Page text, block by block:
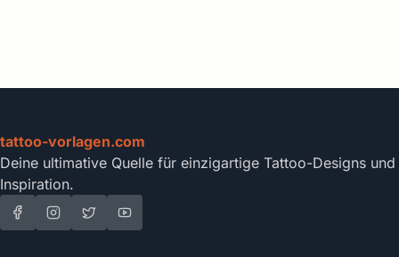
tattoo-vorlagen.com
Deine ultimative Quelle für einzigartige Tattoo-Designs und
Inspiration.